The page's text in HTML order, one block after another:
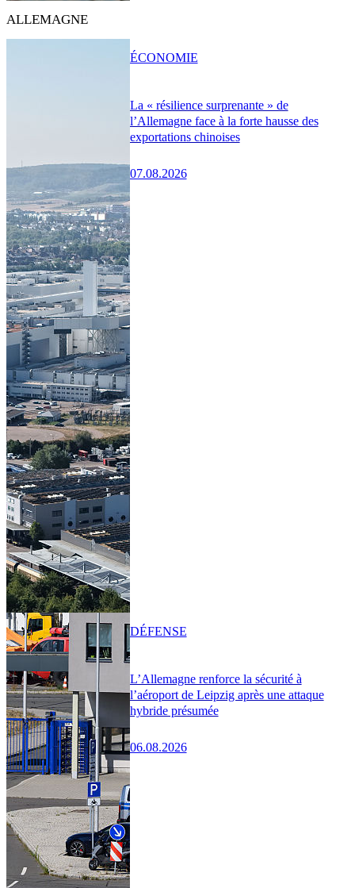
ALLEMAGNE
La « résilience surprenante » de
l’Allemagne face à la forte hausse des
exportations chinoises
07.08.2026
ÉCONOMIE
L’Allemagne renforce la sécurité à
l’aéroport de Leipzig après une attaque
hybride présumée
06.08.2026
DÉFENSE